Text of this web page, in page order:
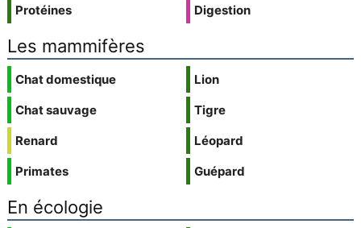
Protéines
Digestion
Les mammifères
Chat domestique
Chat sauvage
Renard
Primates
Lion
Tigre
Léopard
Guépard
En écologie